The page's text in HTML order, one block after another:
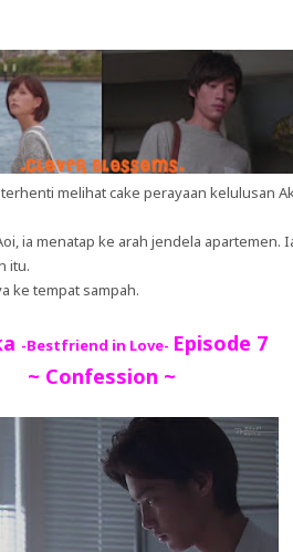
melihat cake perayaan kelulusan
ia menatap ke arah jendela apartemen.
itu.
ke tempat sampah.
-Bestfriend in Love- Episode 7
~ Confession ~